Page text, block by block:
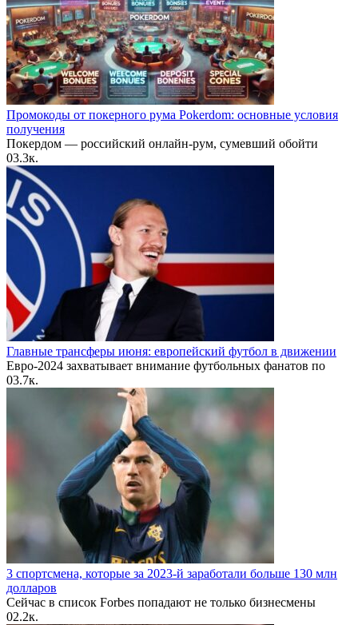
Промокоды от покерного рума Pokerdom: основные условия
получения
Покердом — российский онлайн-рум, сумевший обойти
03.3к.
Главные трансферы июня: европейский футбол в движении
Евро-2024 захватывает внимание футбольных фанатов по
03.7к.
3 спортсмена, которые за 2023-й заработали больше 130 млн
долларов
Сейчас в список Forbes попадают не только бизнесмены
02.2к.